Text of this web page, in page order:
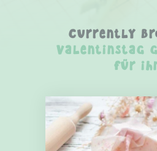
Currently
valentinstag
für